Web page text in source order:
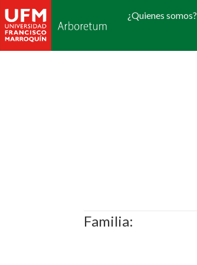
¿Quienes somos?
Familia: